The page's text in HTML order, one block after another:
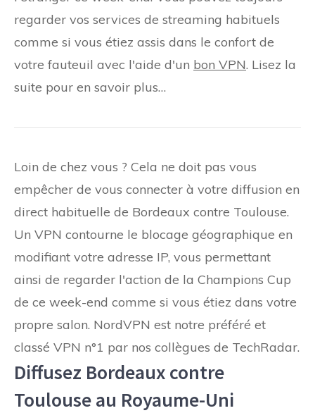
regarder vos services de streaming habituels
comme si vous étiez assis dans le confort de
votre fauteuil avec l'aide d'un bon VPN. Lisez la
suite pour en savoir plus…
Loin de chez vous ? Cela ne doit pas vous
empêcher de vous connecter à votre diffusion en
direct habituelle de Bordeaux contre Toulouse.
Un VPN contourne le blocage géographique en
modifiant votre adresse IP, vous permettant
ainsi de regarder l'action de la Champions Cup
de ce week-end comme si vous étiez dans votre
propre salon. NordVPN est notre préféré et
classé VPN n°1 par nos collègues de TechRadar.
Diffusez Bordeaux contre
Toulouse au Royaume-Uni